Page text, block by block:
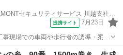
提携サイト 7月23日
事現場での車両や歩行者の誘導・案内
・学歴は一切不問！応募された方と